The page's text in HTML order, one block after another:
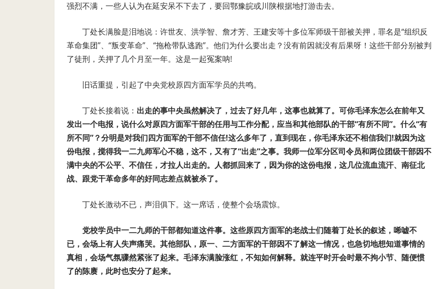
强烈不满，一些人认为在延安呆不下去了，要回鄂豫皖或川陕根据地打游击去。
丁处长满脸是泪地说：许世友、洪学智、詹才芳、王建安等十多位军师级干部被关押，罪名是“组织反
革命集团”、“叛变革命”、“拖枪带队逃跑”。他们为什么要出走？没有前因就没有后果呀！这些干部分别被判
了徒刑，关押了几个月至一年。这是一起冤案呐!
旧话重提，引起了中央党校原四方面军学员的共鸣。
丁处长接着说： 出走的事中央虽然解决了，过去了好几年，这事也就算了。可你毛泽东怎么在前年又
发出一个电报，说什么对原四方面军干部的任用与工作分配，应当和其他部队的干部“有所不同”。什么“有
所不同”？分明是对我们四方面军的干部不信任!这么多年了，直到现在，你毛泽东还不相信我们!就因为这
份电报，搅得我一二九师军心不稳，这不，又有了“出走”之事。我师一位军分区司令员和两位团级干部因不
满中央的不公平、不信任，才拉人出走的。人都抓回来了，因为你的这份电报，这几位流血流汗、南征北
战、跟党干革命多年的好同志差点就被杀了。
丁处长激动不已，声泪俱下。这一席话，使整个会场震惊。
党校学员中一二九师的干部都知道这件事。这些原四方面军的老战士们随着丁处长的叙述，唏嘘不
已，会场上有人失声痛哭。其他部队，原一、二方面军的干部因不了解这一情况，也急切地想知道事情的
真相，会场气氛骤然紧张了起来。毛泽东满脸涨红，不知如何解释。就连平时开会时最不拘小节、随便惯
了的陈赓，此时也安分了起来。